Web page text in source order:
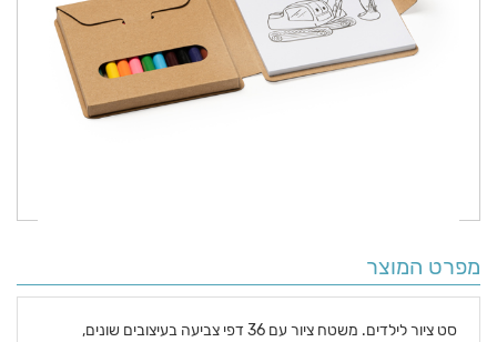
מפרט המוצר
סט ציור לילדים. משטח ציור עם 36 דפי צביעה בעיצובים שונים,